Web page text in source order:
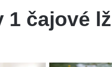
1 čajové